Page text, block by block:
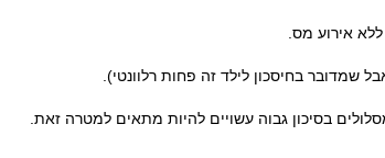
אירוע מס.
בסיכון גבוה עשויים להיות מתאים למטרה זאת.